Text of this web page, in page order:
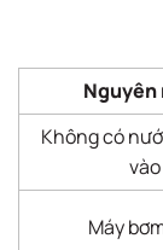
Nguyên
Không có
vào
Máy